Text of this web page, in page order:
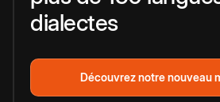
dialectes
Découvrez notre nouveau